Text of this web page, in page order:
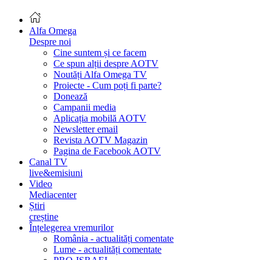
Alfa Omega
Despre noi
Cine suntem și ce facem
Ce spun alții despre AOTV
Noutăți Alfa Omega TV
Proiecte - Cum poți fi parte?
Donează
Campanii media
Aplicația mobilă AOTV
Newsletter email
Revista AOTV Magazin
Pagina de Facebook AOTV
Canal TV
live&emisiuni
Video
Mediacenter
Știri
creștine
Înțelegerea vremurilor
România - actualități comentate
Lume - actualități comentate